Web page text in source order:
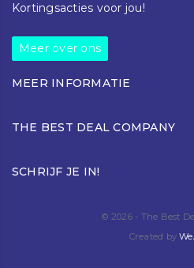
Kortingsacties voor jou!
Meer over ons
MEER INFORMATIE
Blog
Contact
THE BEST DEAL COMPANY
5617BD Eindhoven
info@thebestdeal.company
SCHRIJF JE IN!
© 2026 - The Best
Created by